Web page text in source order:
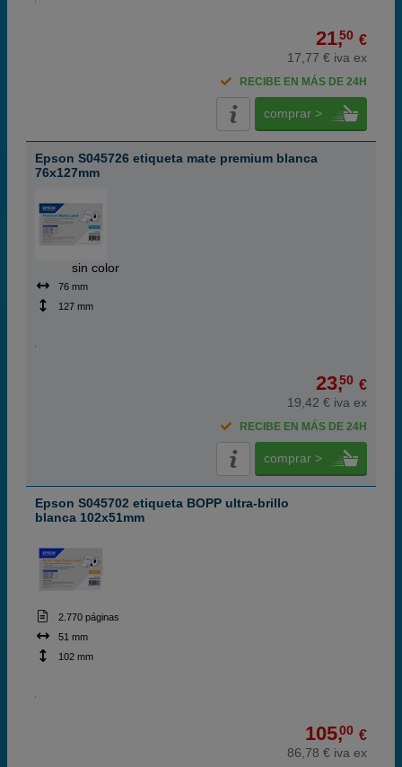
21,50 €
17,77 € iva ex
RECIBE EN MÁS DE 24H
comprar >
Epson S045726 etiqueta mate premium blanca
76x127mm
sin color
76 mm
127 mm
23,50 €
19,42 € iva ex
RECIBE EN MÁS DE 24H
comprar >
Epson S045702 etiqueta BOPP ultra-brillo
blanca 102x51mm
2.770 páginas
51 mm
102 mm
105,00 €
86,78 € iva ex